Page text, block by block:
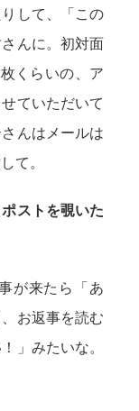
して、「この
んに。初対面
くらいの、ア
ていただいて
んはメールは
て。
ストを覗いた
が来たら「あ
お返事を読む
」みたいな。